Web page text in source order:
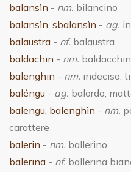
balansìn - nm. bilancino
balansìn, sbalansìn - ag.
balaüstra - nf. balaustra
baldachin - nm.
balenghin - nm. indeciso,
baléngu - ag. balordo,
balengu, balenghìn - nm.
carattere
balerin - nm. ballerino
balerina - nf. ballerina